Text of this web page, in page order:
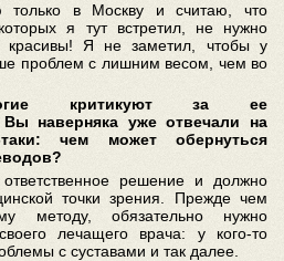
в Москву и считаю, что
я тут встретил, не нужно
красивы! Я не заметил, чтобы у
проблем с лишним весом, чем во
критикуют за ее
Вы наверняка уже отвечали на
чем может обернуться
решение и должно
точки зрения. Прежде чем
методу, обязательно нужно
лечащего врача: у кого-то
с суставами и так далее.